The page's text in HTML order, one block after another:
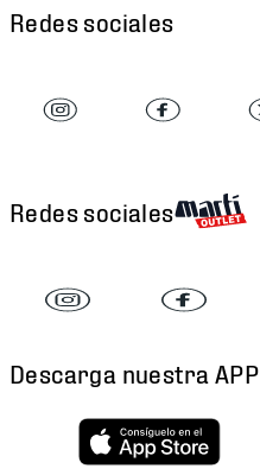
Redes sociales
Redes sociales
Descarga nuestra APP